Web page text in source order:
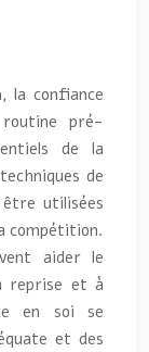
la confiance
pré-
de la
de
utilisées
compétition.
aider le
reprise et à
en soi se
et des